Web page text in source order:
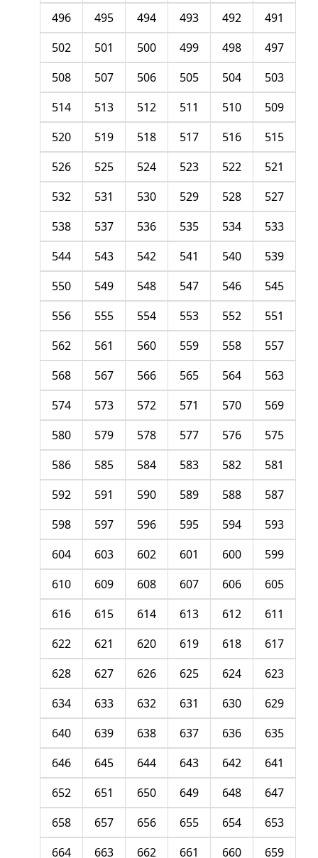
491
492
493
494
495
496
497
498
499
500
501
502
503
504
505
506
507
508
509
510
511
512
513
514
515
516
517
518
519
520
521
522
523
524
525
526
527
528
529
530
531
532
533
534
535
536
537
538
539
540
541
542
543
544
545
546
547
548
549
550
551
552
553
554
555
556
557
558
559
560
561
562
563
564
565
566
567
568
569
570
571
572
573
574
575
576
577
578
579
580
581
582
583
584
585
586
587
588
589
590
591
592
593
594
595
596
597
598
599
600
601
602
603
604
605
606
607
608
609
610
611
612
613
614
615
616
617
618
619
620
621
622
623
624
625
626
627
628
629
630
631
632
633
634
635
636
637
638
639
640
641
642
643
644
645
646
647
648
649
650
651
652
653
654
655
656
657
658
659
660
661
662
663
664